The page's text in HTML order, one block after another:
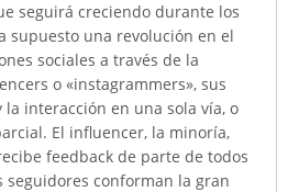
seguirá creciendo durante los
supuesto una revolución en el
sociales a través de la
o «instagrammers», sus
la interacción en una sola vía, o
El influencer, la minoría,
feedback de parte de todos
seguidores conforman la gran